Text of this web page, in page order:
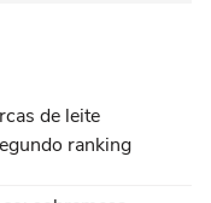
de leite
ranking